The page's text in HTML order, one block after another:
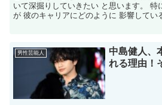
いて深掘りしていきたい と思います。 特
が 彼のキャリアにどのように 影響してい
男性芸能人
中島健人、
れる理由！